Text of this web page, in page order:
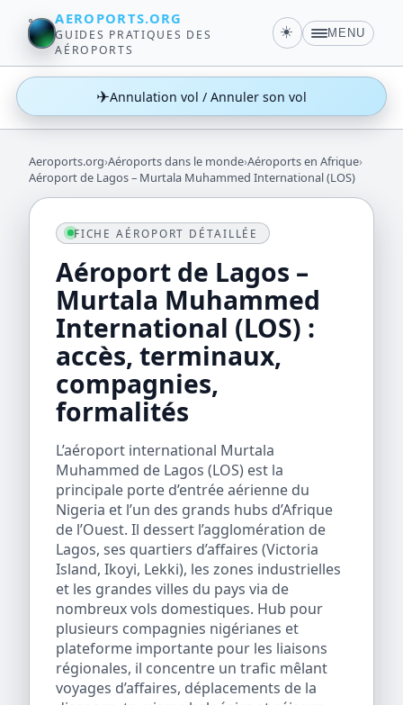
AEROPORTS.ORG
GUIDES PRATIQUES DES
AÉROPORTS
☀️ MENU
✈Annulation vol / Annuler son vol
Aeroports.org›Aéroports dans le monde›Aéroports en Afrique›
Aéroport de Lagos – Murtala Muhammed International (LOS)
FICHE AÉROPORT DÉTAILLÉE
Aéroport de Lagos –
Murtala Muhammed
International (LOS) :
accès, terminaux,
compagnies,
formalités
L’aéroport international Murtala
Muhammed de Lagos (LOS) est la
principale porte d’entrée aérienne du
Nigeria et l’un des grands hubs d’Afrique
de l’Ouest. Il dessert l’agglomération de
Lagos, ses quartiers d’affaires (Victoria
Island, Ikoyi, Lekki), les zones industrielles
et les grandes villes du pays via de
nombreux vols domestiques. Hub pour
plusieurs compagnies nigérianes et
plateforme importante pour les liaisons
régionales, il concentre un trafic mêlant
voyages d’affaires, déplacements de la